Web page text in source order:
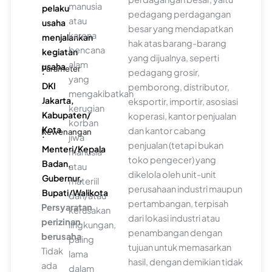
pelaku
usaha
menjalankan
kegiatan
usaha
Parameter
:
DKI
Jakarta,
Kabupaten/
Kota
Kewenangan
:
Menteri/Kepala
Badan,
Gubernur,
Bupati/Walikota
Persyaratan
perizinan
berusaha
Tidak
ada
manusia
atau
karena
bencana
alam
yang
mengakibatkan
kerugian
korban
jiwa
manusia
atau
materiil
dan/atau
kerusakan
lingkungan,
paling
lama
dalam
pedagang perdagangan
besar yang mendapatkan
hak atas barang-barang
yang dijualnya, seperti
pedagang grosir,
pemborong, distributor,
eksportir, importir, asosiasi
koperasi, kantor penjualan
dan kantor cabang
penjualan (tetapi bukan
toko pengecer) yang
dikelola oleh unit-unit
perusahaan industri maupun
pertambangan, terpisah
dari lokasi industri atau
penambangan dengan
tujuan untuk memasarkan
hasil, dengan demikian tidak